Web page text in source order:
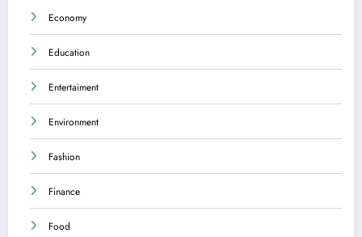
Economy
Education
Entertaiment
Environment
Fashion
Finance
Food